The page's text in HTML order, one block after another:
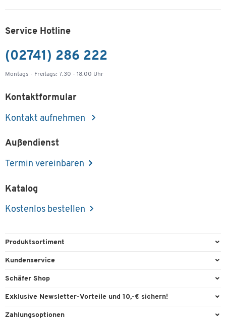
Service Hotline
(02741) 286 222
Montags - Freitags: 7.30 - 18.00 Uhr
Kontaktformular
Kontakt aufnehmen
Außendienst
Termin vereinbaren
Katalog
Kostenlos bestellen
Produktsortiment
Büroausstattung
Reinigung & Hygiene
Kundenservice
Direktbestellung
Kontaktformulare
Schäfer Shop
Services & Leistungen
Exklusive Newsletter-Vorteile und 10,-€ sichern!
Willkommensgutschein
Zahlungsoptionen